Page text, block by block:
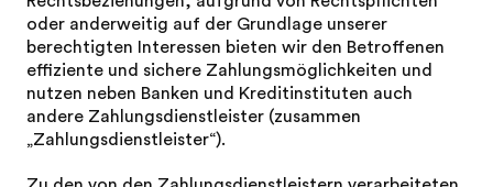
oder anderweitig auf der Grundlage unserer
berechtigten Interessen bieten wir den Betroffenen
effiziente und sichere Zahlungsmöglichkeiten und
nutzen neben Banken und Kreditinstituten auch
andere Zahlungsdienstleister (zusammen
„Zahlungsdienstleister“).